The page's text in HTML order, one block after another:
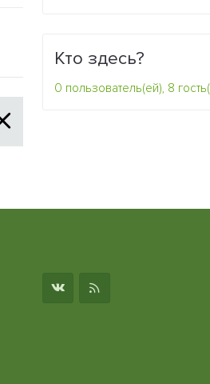
Кто здесь?
0 пользователь(ей), 8